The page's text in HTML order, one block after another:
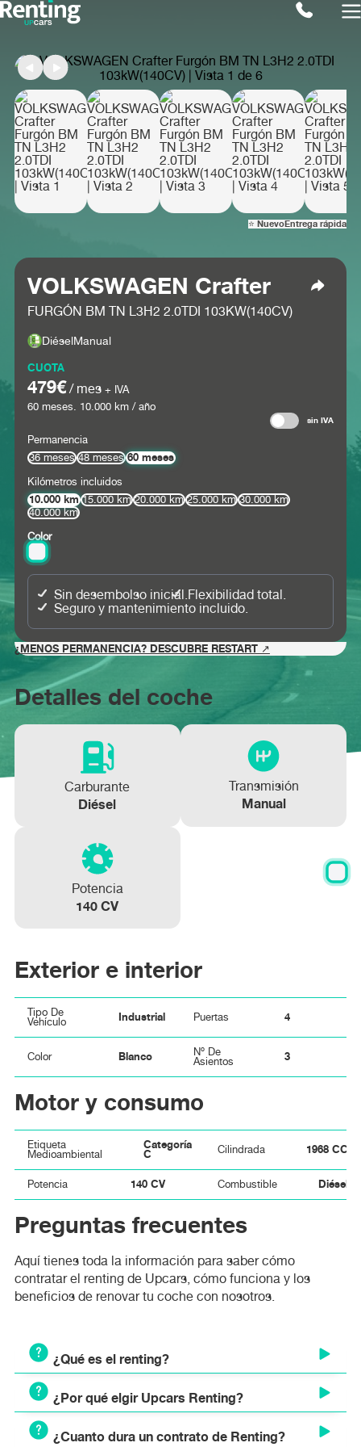
⭐ NuevoEntrega rápida
VOLKSWAGEN Crafter
FURGÓN BM TN L3H2 2.0TDI 103KW(140CV)
DiéselManual
CUOTA
479€/ mes + IVA
60meses. 10.000km / año
sin IVA
Permanencia
36 meses
48 meses 60 meses
Kilómetros incluidos
10.000 km 15.000 km 20.000 km 25.000 km
30.000 km
40.000 km
Color
Sin desembolso inicial.Flexibilidad total.
Seguro y mantenimiento incluido.
¿MENOS PERMANENCIA? DESCUBRE RESTART ↗
Detalles del coche
Carburante
Diésel
Transmisión
Manual
Potencia
140 CV
Exterior e interior
Tipo De
Vehículo
Industrial Puertas 4
Color Blanco
Nº De
Asientos
3
Motor y consumo
Etiqueta
Medioambiental
Categoría
C Cilindrada 1968 CC
Potencia 140 CV Combustible Diésel
Preguntas frecuentes
Aquí tienes toda la información para saber cómo
contratar el renting de Upcars, cómo funciona y los
beneficios de renovar tu coche con nosotros.
¿Qué es el renting?
El renting es un modelo de alquiler a largo plazo que
permite disponer de un vehículo nuevo mediante el pago
de una cuota mensual fija. A diferencia del leasing o la
¿Por qué elgir Upcars Renting?
Ventajas y beneficios de elegir Upcars Renting:
¿Cuanto dura un contrato de Renting?